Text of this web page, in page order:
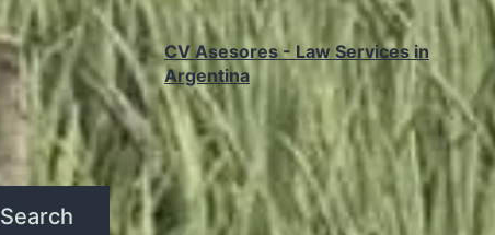
CV Asesores - Law Services in
Argentina
Search